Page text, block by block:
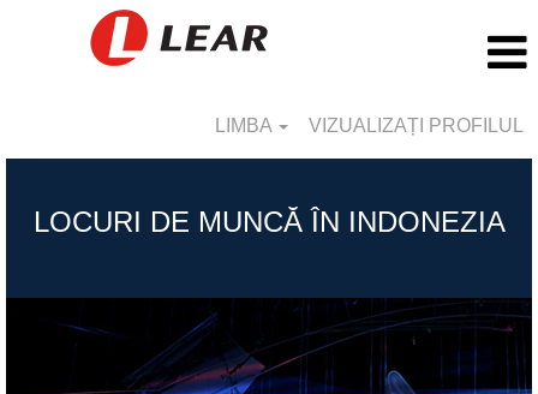
LIMBA VIZUALIZAȚI PROFILUL
LOCURI DE MUNCĂ ÎN INDONEZIA